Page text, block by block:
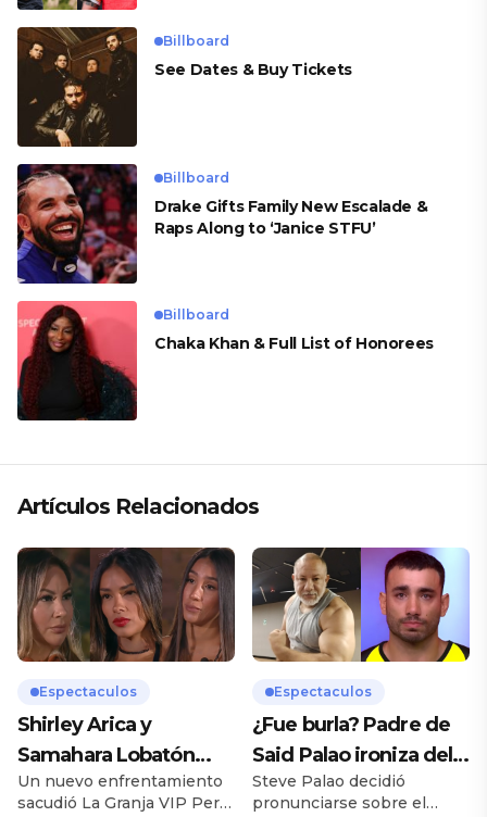
Billboard
See Dates & Buy Tickets
Billboard
Drake Gifts Family New Escalade &
Raps Along to ‘Janice STFU’
Billboard
Chaka Khan & Full List of Honorees
Artículos Relacionados
Espectaculos
Shirley Arica y
Samahara Lobatón
confrontan a Pamela
Un nuevo enfrentamiento
sacudió La Granja VIP Perú
Espectaculos
¿Fue burla? Padre de
Said Palao ironiza del
ampay de su hijo en
Steve Palao decidió
pronunciarse sobre el